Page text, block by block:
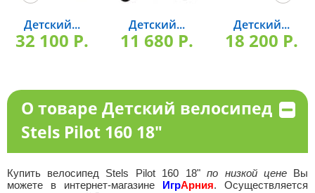
Детский...
32 100 P.
Детский...
11 680 P.
Детский...
18 200 P.
О товаре Детский велосипед
Stels Pilot 160 18"
Купить велосипед Stels Pilot 160 18"по низкой цене Вы
можете в интернет-магазине ИгрАрния. Осуществляется